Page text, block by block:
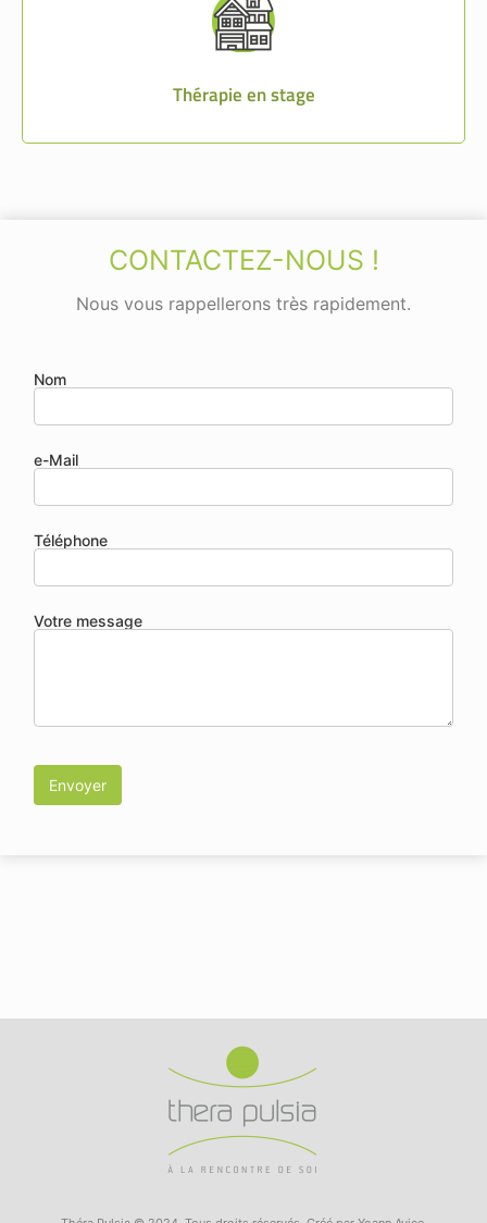
Thérapie en stage
CONTACTEZ-NOUS !
Nous vous rappellerons très rapidement.
Nom
e-Mail
Téléphone
Votre message